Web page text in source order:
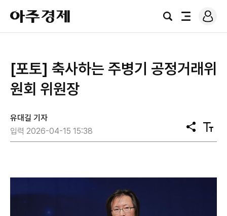
아
주
경
검
전
로
그
[포토] 축사하는 ​​​​​​​주병기 공정거래위
원회 위원장
유대길 기자
입력 2026-04-15 15:38
공
유
텍
스